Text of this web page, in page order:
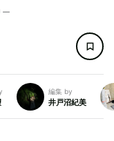
編集 by
井戸沼紀美